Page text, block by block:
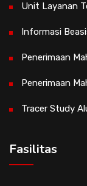
Unit Layanan
Informasi
Penerimaan
Penerimaan
Tracer Study
Fasilitas